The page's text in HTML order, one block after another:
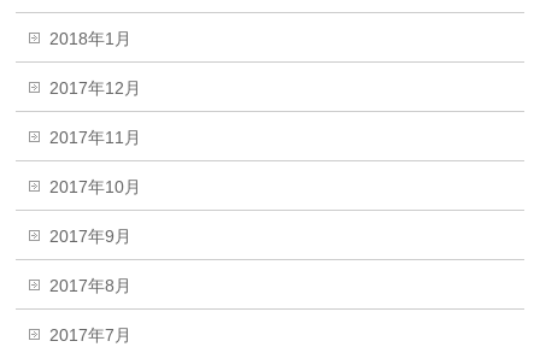
2018年1月
2017年12月
2017年11月
2017年10月
2017年9月
2017年8月
2017年7月